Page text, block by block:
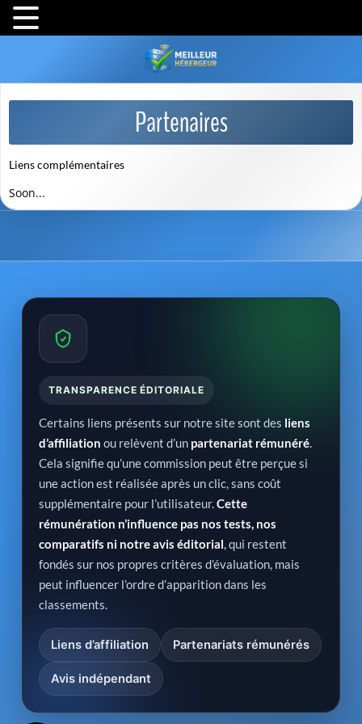
Partenaires
Liens complémentaires
Soon...
TRANSPARENCE ÉDITORIALE
Certains liens présents sur notre site sont des liens
d’affiliation ou relèvent d’un partenariat rémunéré.
Cela signifie qu’une commission peut être perçue si
une action est réalisée après un clic, sans coût
supplémentaire pour l’utilisateur.Cette
rémunération n’influence pas nos tests, nos
comparatifs ni notre avis éditorial, qui restent
fondés sur nos propres critères d’évaluation, mais
peut influencer l’ordre d’apparition dans les
classements.
Liens d’affiliation Partenariats rémunérés
Avis indépendant